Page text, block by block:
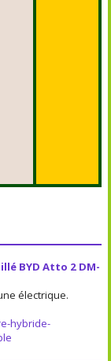
BYD Atto 2 DM-
électrique.
hybride-